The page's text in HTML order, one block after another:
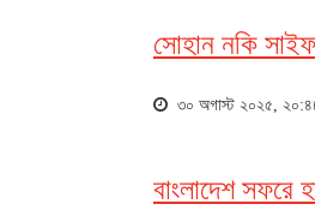
সোহান নকি
৩০ অগাস্ট ২০২৫,
বাংলাদেশ সফরে